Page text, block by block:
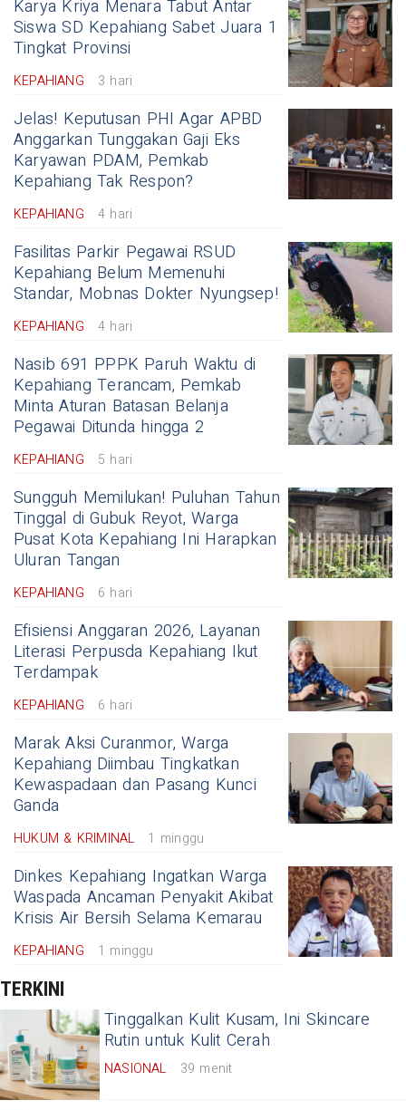
Karya Kriya Menara Tabut Antar
Siswa SD Kepahiang Sabet Juara 1
Tingkat Provinsi
KEPAHIANG 3 hari
Jelas! Keputusan PHI Agar APBD
Anggarkan Tunggakan Gaji Eks
Karyawan PDAM, Pemkab
Kepahiang Tak Respon?
KEPAHIANG 4 hari
Fasilitas Parkir Pegawai RSUD
Kepahiang Belum Memenuhi
Standar, Mobnas Dokter Nyungsep!
KEPAHIANG 4 hari
Nasib 691 PPPK Paruh Waktu di
Kepahiang Terancam, Pemkab
Minta Aturan Batasan Belanja
Pegawai Ditunda hingga 2
KEPAHIANG 5 hari
Sungguh Memilukan! Puluhan Tahun
Tinggal di Gubuk Reyot, Warga
Pusat Kota Kepahiang Ini Harapkan
Uluran Tangan
KEPAHIANG 6 hari
Efisiensi Anggaran 2026, Layanan
Literasi Perpusda Kepahiang Ikut
Terdampak
KEPAHIANG 6 hari
Marak Aksi Curanmor, Warga
Kepahiang Diimbau Tingkatkan
Kewaspadaan dan Pasang Kunci
Ganda
HUKUM & KRIMINAL 1 minggu
Dinkes Kepahiang Ingatkan Warga
Waspada Ancaman Penyakit Akibat
Krisis Air Bersih Selama Kemarau
KEPAHIANG 1 minggu
TERKINI
Tinggalkan Kulit Kusam, Ini Skincare
Rutin untuk Kulit Cerah
NASIONAL 39 menit